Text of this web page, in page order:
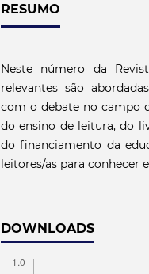
RESUMO
Neste número da
relevantes são
com o debate no campo
do ensino de leitura, do
do financiamento da
leitores/as para conhecer
DOWNLOADS